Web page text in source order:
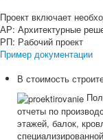
Проект включает
АР: Архитектурные
РП: Рабочий проект
Пример документации
В стоимость
отчеты по
этажей, балок,